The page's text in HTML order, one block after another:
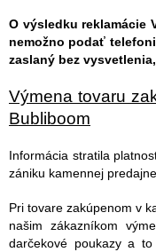
O výsledku reklamácie
nemožno podať
zaslaný bez
Výmena tovaru
Bubliboom
Informácia stratila
zániku kamennej
Pri tovare zakúpenom v
našim zákazníkom
darčekové poukazy a